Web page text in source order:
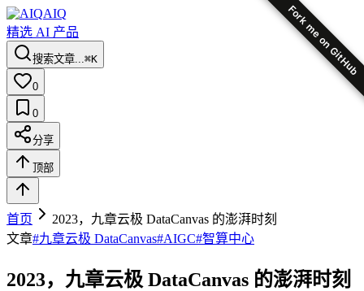
Fork me on GitHub
AIQ
精选 AI 产品
搜索文章...⌘K
0
0
分享
顶部
首页
2023，九章云极 DataCanvas 的澎湃时刻
文章#九章云极 DataCanvas#AIGC#智算中心
2023，九章云极 DataCanvas 的澎湃时刻